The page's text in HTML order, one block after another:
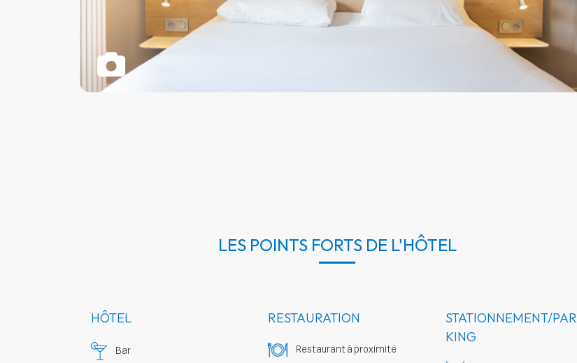
LES POINTS FORTS DE L'HÔTEL
HÔTEL
Bar
RESTAURATION
Restaurant à proximité
STATIONNEMENT/PAR
KING